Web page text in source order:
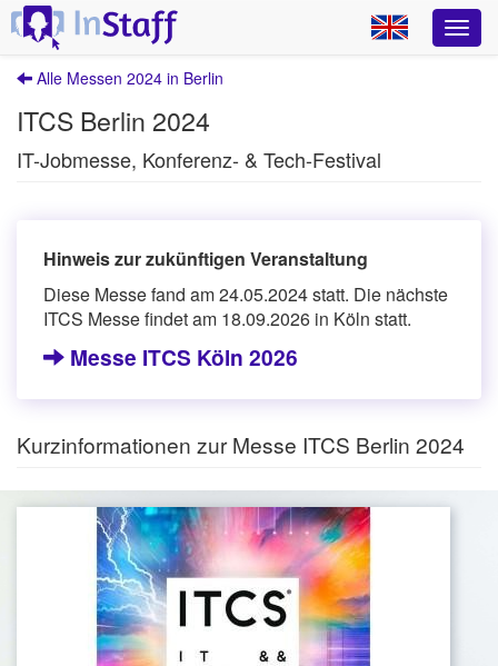
Alle Messen 2024 in Berlin
ITCS Berlin 2024
IT-Jobmesse, Konferenz- & Tech-Festival
Hinweis zur zukünftigen Veranstaltung
Diese Messe fand am 24.05.2024 statt. Die nächste
ITCS Messe findet am 18.09.2026 in Köln statt.
Messe ITCS Köln 2026
Kurzinformationen zur Messe ITCS Berlin 2024